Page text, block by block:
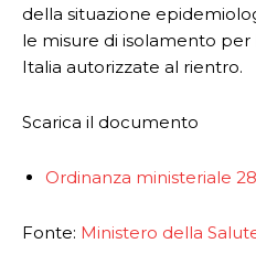
della situazione
le misure di isolamento
Italia autorizzate al rientro.
Scarica il documento
Ordinanza ministeriale
Fonte: Ministero della